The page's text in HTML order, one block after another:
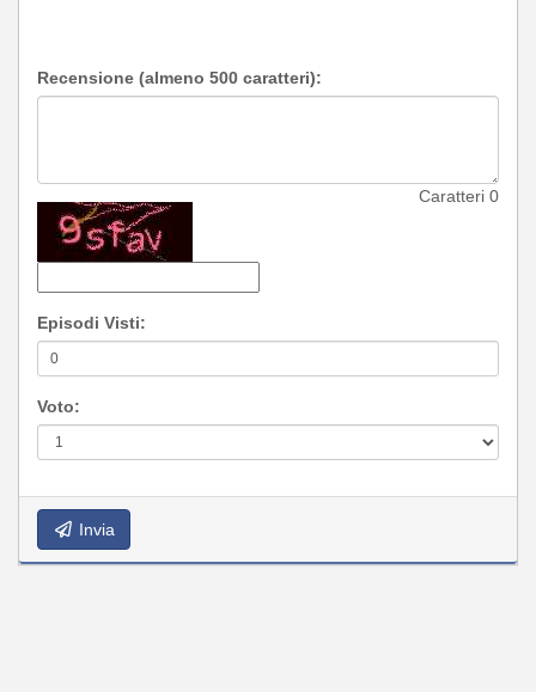
Recensione (almeno 500 caratteri):
Caratteri 0
Episodi Visti:
Voto:
Invia